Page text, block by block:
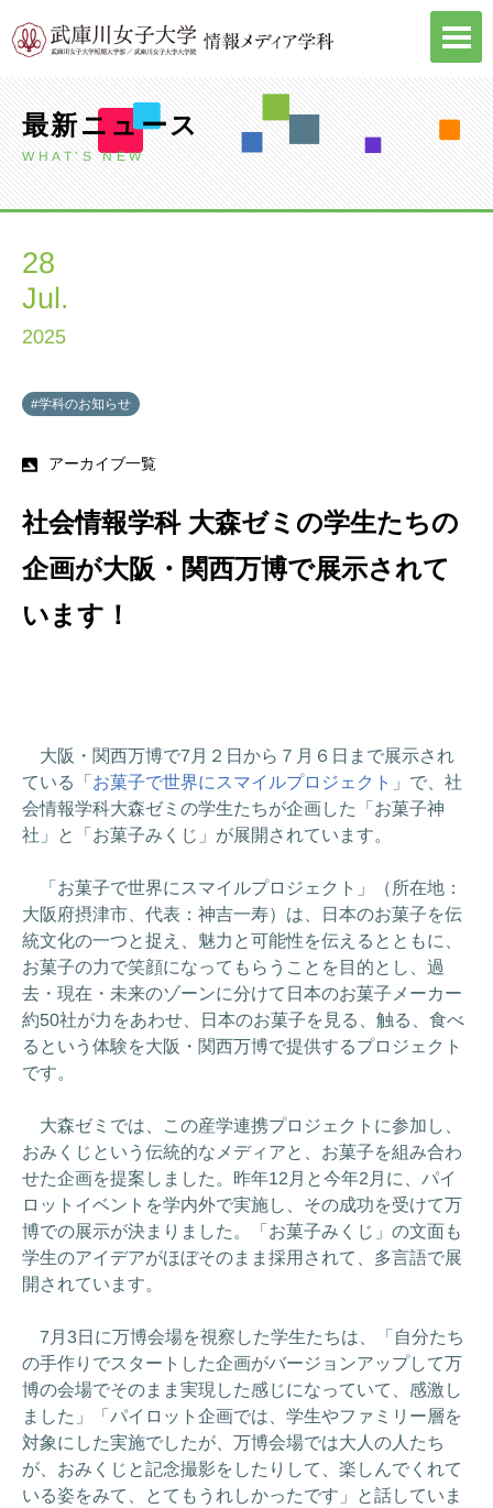
最新ニュース
WHAT’S NEW
28
Jul.
2025
#学科のお知らせ
アーカイブ一覧
社会情報学科 大森ゼミの学生たちの
企画が大阪・関西万博で展示されて
います！
大阪・関西万博で7月２日から７月６日まで展示され
ている「 お菓子で世界にスマイルプロジェクト 」で、社
会情報学科大森ゼミの学生たちが企画した「お菓子神
社」と「お菓子みくじ」が展開されています。
「お菓子で世界にスマイルプロジェクト」（所在地：
大阪府摂津市、代表：神吉一寿）は、日本のお菓子を伝
統文化の一つと捉え、魅力と可能性を伝えるとともに、
お菓子の力で笑顔になってもらうことを目的とし、過
去・現在・未来のゾーンに分けて日本のお菓子メーカー
約50社が力をあわせ、日本のお菓子を見る、触る、食べ
るという体験を大阪・関西万博で提供するプロジェクト
です。
大森ゼミでは、この産学連携プロジェクトに参加し、
おみくじという伝統的なメディアと、お菓子を組み合わ
せた企画を提案しました。昨年12月と今年2月に、パイ
ロットイベントを学内外で実施し、その成功を受けて万
博での展示が決まりました。「お菓子みくじ」の文面も
学生のアイデアがほぼそのまま採用されて、多言語で展
開されています。
7月3日に万博会場を視察した学生たちは、「自分たち
の手作りでスタートした企画がバージョンアップして万
博の会場でそのまま実現した感じになっていて、感激し
ました」「パイロット企画では、学生やファミリー層を
対象にした実施でしたが、万博会場では大人の人たち
が、おみくじと記念撮影をしたりして、楽しんでくれて
いる姿をみて、とてもうれしかったです」と話していま